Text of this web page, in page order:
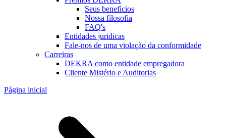
Seus benefícios
Nossa filosofia
FAQ's
Entidades juridicas
Fale-nos de uma violação da conformidade
Carreiras
DEKRA como entidade empregadora
Cliente Mistério e Auditorias
Página inicial